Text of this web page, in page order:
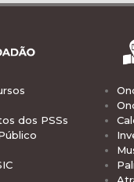
dos PSSs